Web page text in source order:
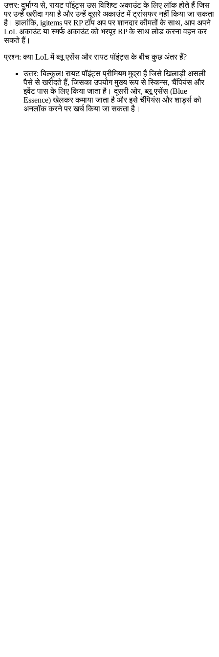
उत्तर: दुर्भाग्य से, रायट पॉइंट्स उस विशिष्ट अकाउंट के लिए लॉक होते हैं जिस
पर उन्हें खरीदा गया है और उन्हें दूसरे अकाउंट में ट्रांसफर नहीं किया जा सकता
है। हालांकि, igitems पर RP टॉप अप पर शानदार कीमतों के साथ, आप अपने
LoL अकाउंट या स्मर्फ अकाउंट को भरपूर RP के साथ लोड करना वहन कर
सकते हैं।
प्रश्न: क्या LoL में ब्लू एसेंस और रायट पॉइंट्स के बीच कुछ अंतर हैं?
उत्तर: बिल्कुल! रायट पॉइंट्स प्रीमियम मुद्रा हैं जिसे खिलाड़ी असली
पैसे से खरीदते हैं, जिसका उपयोग मुख्य रूप से स्किन्स, चैंपियंस और
इवेंट पास के लिए किया जाता है। दूसरी ओर, ब्लू एसेंस (Blue
Essence) खेलकर कमाया जाता है और इसे चैंपियंस और शार्ड्स को
अनलॉक करने पर खर्च किया जा सकता है।